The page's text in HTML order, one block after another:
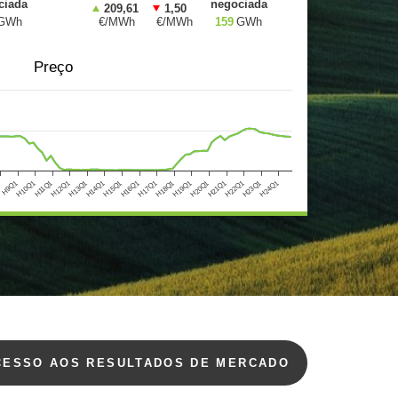
209,61
€/MWh
1,50
€/MWh
negociada
159 GWh
Preço
H9Q1H10Q1H11Q1H12Q1H13Q1H14Q1H15Q1H16Q1H17Q1H18Q1H19Q1H20Q1H21Q1H22Q1H23Q1H24Q1
AOS RESULTADOS DE MERCADO